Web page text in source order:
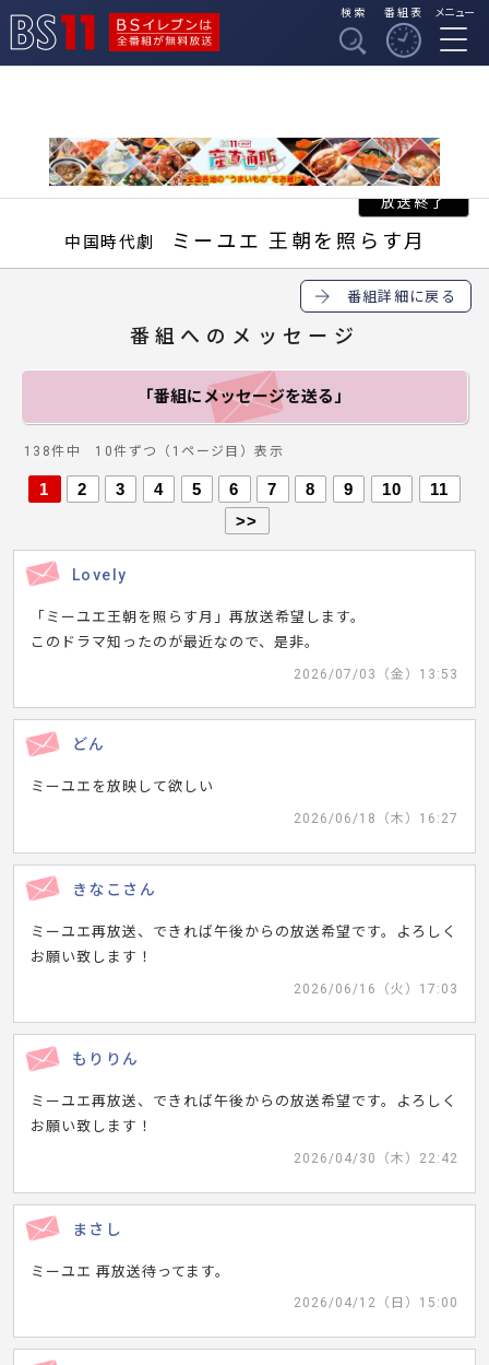
BSイレブンは全番組
検索 番組表 メニュー
中国時代劇 ミーユエ 王朝を照らす月
番組詳細に戻る
番組へのメッセージ
「番組にメッセージを送る」
138件中 10件ずつ（1ページ目）表示
1 2 3 4 5 6 7 8 9 10
11
>>
Lovely
「ミーユエ王朝を照らす月」再放送希望します。
このドラマ知ったのが最近なので、是非。
2026/07/03（金）13:53
どん
ミーユエを放映して欲しい
2026/06/18（木）16:27
きなこさん
ミーユエ再放送、できれば午後からの放送希望です。よろしく
お願い致します！
2026/06/16（火）17:03
もりりん
ミーユエ再放送、できれば午後からの放送希望です。よろしく
お願い致します！
2026/04/30（木）22:42
まさし
ミーユエ 再放送待ってます。
2026/04/12（日）15:00